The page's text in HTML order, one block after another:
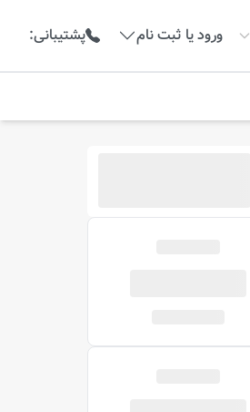
ورود یا ثبت نام پشتیبانی: